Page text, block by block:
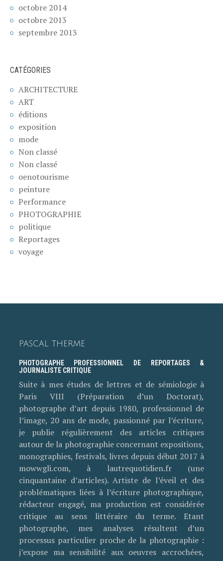
octobre 2014
octobre 2013
septembre 2013
CATÉGORIES
ARCHITECTURE
ART
éditions
exposition
mode
Non classé
Non classé
oenotourisme
peinture
Performance
PHOTOGRAPHIE
politique
Reportages
voyage
PASCAL THERME
PHOTOGRAPHE PROFESSIONNEL DE REPORTAGES &
JOURNALISTE CRITIQUE
Suite à mes études de lettres et de sémiologie à
Paris VIII (Préparation d’un Doctorat),
photographe d’art depuis 1980, professionnel de
l’image, 20 ans de mode, passionné par l’écriture,
je publie régulièrement des articles critiques
autour de la photographie concernant expositions,
monographies, festivals, livres depuis début 2017 à
mowwgli.com, à lautrequotidien.fr (une
cinquantaine d’articles). Artiste de l’éveil et des
problématiques liées à l’écriture photographique,
rédacteur engagé, ma production est considérée
critique au sens littéraire du terme. Etant
photographe, mes analyses résultent d’un
processus particulier proche de la photographie :
j’expose ma sensibilité aux oeuvres accrochées,